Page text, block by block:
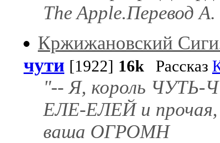
The Apple.Перевод
Кржижановский
чути [1922] 16kРассказ
"-- Я, король ЧУТЬ-
ЕЛЕ-ЕЛЕЙ и прочая,
ваша ОГРОМН